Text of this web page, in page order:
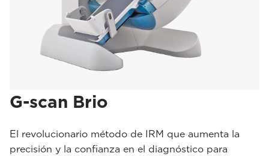
G-scan Brio
El revolucionario método de IRM que aumenta la
precisión y la confianza en el diagnóstico para